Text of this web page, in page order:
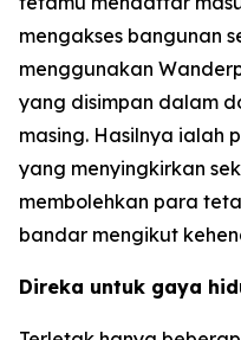
mengakses bangunan
menggunakan
yang disimpan dalam
masing. Hasilnya ialah
yang menyingkirkan
membolehkan para
bandar mengikut
Direka untuk gaya